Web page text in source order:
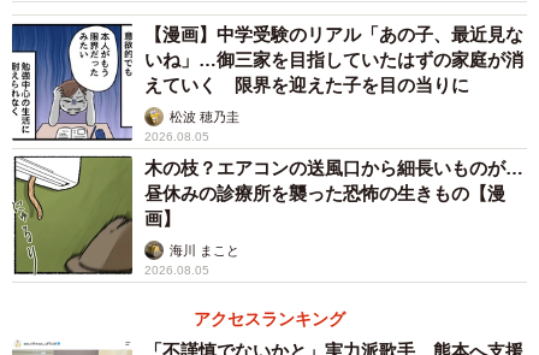
【漫画】中学受験のリアル「あの子、最近見な
いね」…御三家を目指していたはずの家庭が消
えていく 限界を迎えた子を目の当りに
松波 穂乃圭
2026.08.05
木の枝？エアコンの送風口から細長いものが…
昼休みの診療所を襲った恐怖の生きもの【漫
画】
海川 まこと
2026.08.05
アクセスランキング
「不謹慎でないかと」実力派歌手、熊本へ支援